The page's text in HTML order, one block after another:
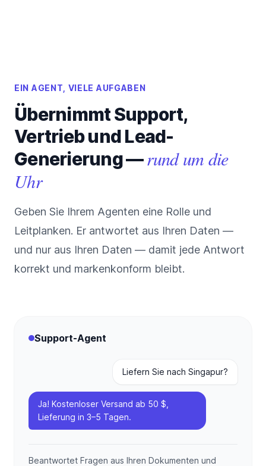
EIN AGENT, VIELE AUFGABEN
Übernimmt Support,
Vertrieb und Lead-
Generierung —rund um die
Uhr
Geben Sie Ihrem Agenten eine Rolle und
Leitplanken. Er antwortet aus Ihren Daten —
und nur aus Ihren Daten — damit jede Antwort
korrekt und markenkonform bleibt.
Support-Agent
Liefern Sie nach Singapur?
Ja! Kostenloser Versand ab 50 $,
Lieferung in 3–5 Tagen.
Beantwortet Fragen aus Ihren Dokumenten und